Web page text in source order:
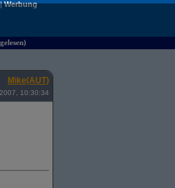
Werbung
Mike(AUT)
10:30:34